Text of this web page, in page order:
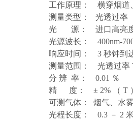
工作原理： 横穿烟道
测量类型： 光透过率
光 源： 进口高亮度
光源波长： 400nm-
响应时间： 3 秒钟到
测量范围： 光透过率
分 辨 率： 0.01 ％
精 度： ± 2% （ T
可测气体： 烟气、水
光程长度： 0.3 － 2